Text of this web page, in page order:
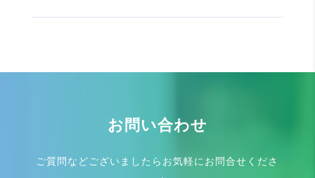
お問い合わせ
ご質問などございましたらお気軽にお問合せくださ